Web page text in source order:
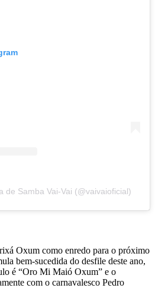
de Samba Vai-Vai (@vaivaioficial)
Oxum como enredo para o próximo
bem-sucedida do desfile deste ano,
é “Oro Mi Maió Oxum” e o
com o carnavalesco Pedro